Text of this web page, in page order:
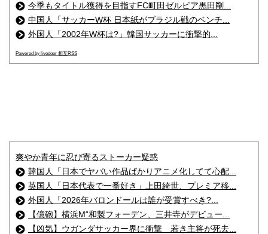
今季もタイトル獲得を目指すFC町田ゼルビア黒田剛...
中国人「サッカーW杯 日本紙がブラジル戦のベンチ...
外国人「2002年W杯は?」韓国サッカーに衝撃的...
Powered by livedoor 相互RSS
爽やか青年に忍び寄るストーカー疑惑
韓国人「日本でヤバい作品ばかりアニメ化してて心配...
英国人「日本代表で一番好き」上田綺世、プレミア移...
外国人「2026年バロンドールは誰が受賞すべき?...
【億砲】横浜M“和製フォーデン、三井寺がデビュー...
【凶気】ウガンダサッカー界に衝撃 若き主将が死去...